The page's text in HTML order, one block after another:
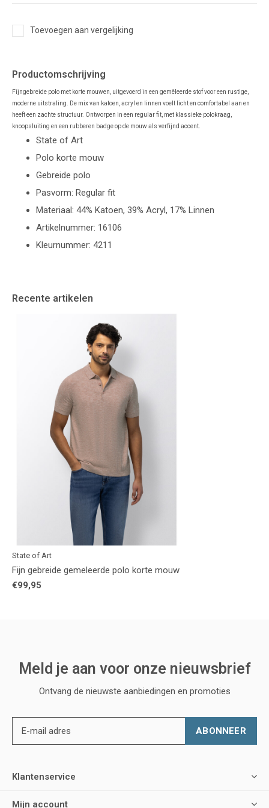
Toevoegen aan vergelijking
Productomschrijving
Fijngebreide polo met korte mouwen, uitgevoerd in een gemêleerde stof voor een rustige,
moderne uitstraling. De mix van katoen, acryl en linnen voelt licht en comfortabel aan en
heeft een zachte structuur. Ontworpen in een regular fit, met klassieke polokraag,
knoopsluiting en een rubberen badge op de mouw als verfijnd accent.
State of Art
Polo korte mouw
Gebreide polo
Pasvorm: Regular fit
Materiaal: 44% Katoen, 39% Acryl, 17% Linnen
Artikelnummer: 16106
Kleurnummer: 4211
Recente artikelen
State of Art
Fijn gebreide gemeleerde polo korte mouw
€99,95
Meld je aan voor onze nieuwsbrief
Ontvang de nieuwste aanbiedingen en promoties
ABONNEER
Klantenservice
Mijn account